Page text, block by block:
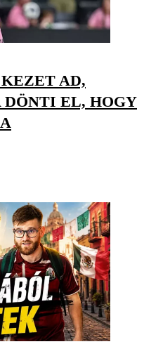
AD,
EL, HOGY